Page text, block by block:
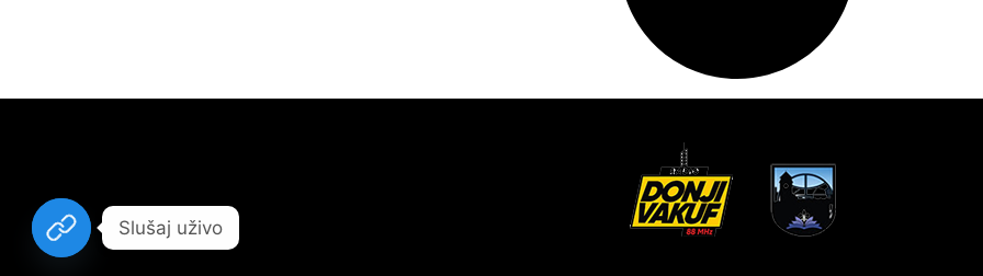
Slušaj uživo